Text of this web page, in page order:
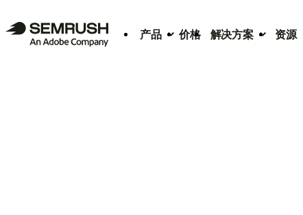
产品 价格 解决方案 资源